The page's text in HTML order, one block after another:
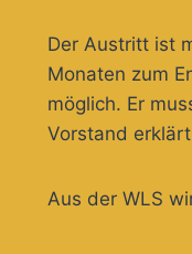
Der Austritt ist
Monaten zum
möglich. Er
Vorstand
Aus der WLS